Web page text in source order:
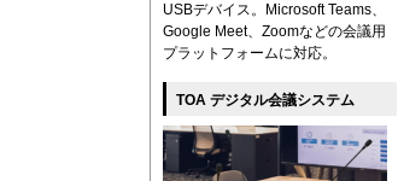
USBデバイス。Microsoft Teams、
Google Meet、Zoomなどの会議用
プラットフォームに対応。
TOA デジタル会議システム